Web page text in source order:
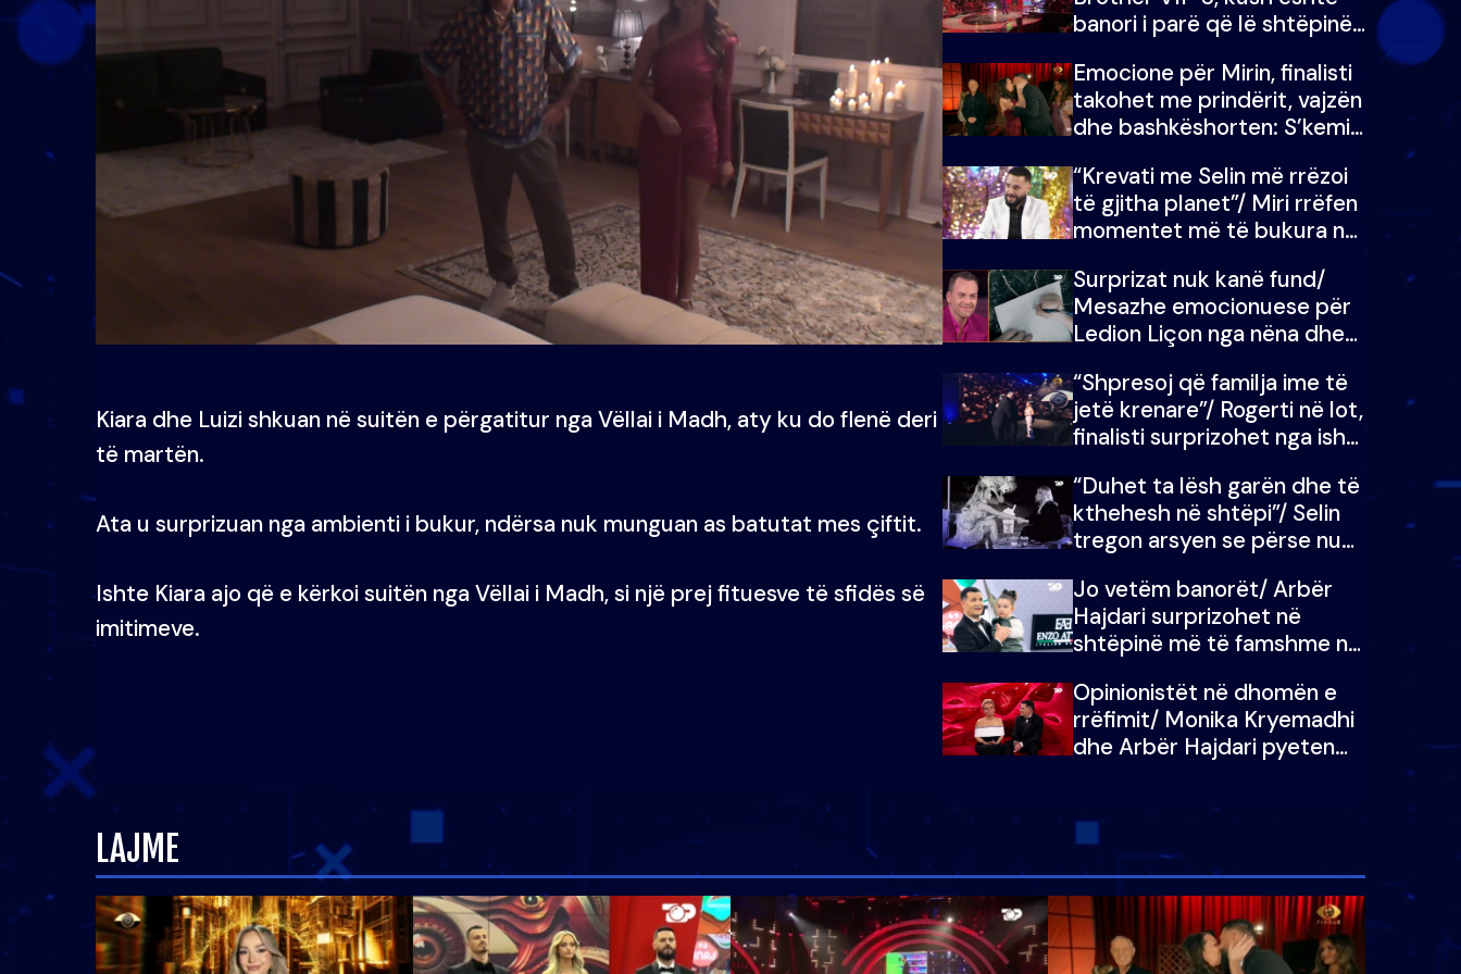
Kiara dhe Luizi shkuan në suitën e përgatitur nga Vëllai i Madh, aty ku do flenë deri
të martën.
Ata u surprizuan nga ambienti i bukur, ndërsa nuk munguan as batutat mes çiftit.
Ishte Kiara ajo që e kërkoi suitën nga Vëllai i Madh, si një prej fituesve të sfidës së
imitimeve.
banori i parë që lë shtëpinë
fituar çmimin e madh
Emocione për Mirin, finalisti
takohet me prindërit, vajzën
dhe bashkëshorten: S’kemi
“Krevati me Selin më rrëzoi
të gjitha planet”/ Miri rrëfen
momentet më të bukura në
mungojë zilja e mëngjesit
kur…
Surprizat nuk kanë fund/
Mesazhe emocionuese për
Ledion Liçon nga nëna dhe
i mban dot lotët: Nuk
meritoj…
“Shpresoj që familja ime të
jetë krenare”/ Rogerti në lot,
finalisti surprizohet nga ish-
“Duhet ta lësh garën dhe të
kthehesh në shtëpi”/ Selin
tregon arsyen se përse nuk
Doja ta çoja luftën time deri
në fund
Jo vetëm banorët/ Arbër
Hajdari surprizohet në
shtëpinë më të famshme në
me vajzën e tij
Opinionistët në dhomën e
rrëfimit/ Monika Kryemadhi
dhe Arbër Hajdari pyeten
zëvendësonit njëri-tjetrin?
LAJME